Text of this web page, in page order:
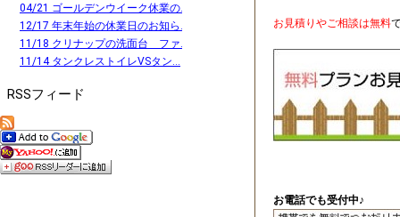
お見積りやご相談は無料
お電話でも受付中♪
04/21 ゴールデンウイーク休業の...
12/17 年末年始の休業日のお知ら...
11/18 クリナップの洗面台 ファ...
11/14 タンクレストイレVSタン...
RSSフィード